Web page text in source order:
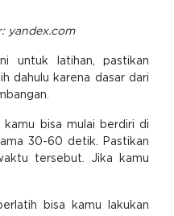
yandex.com
untuk latihan, pastikan
dahulu karena dasar dari
bisa mulai berdiri di
30-60 detik. Pastikan
tersebut. Jika kamu
bisa kamu lakukan